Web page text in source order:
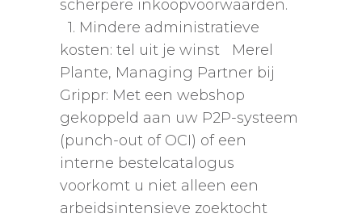
scherpere inkoopvoorwaarden.
1. Mindere administratieve
kosten: tel uit je winst Merel
Plante, Managing Partner bij
Grippr: Met een webshop
gekoppeld aan uw P2P-systeem
(punch-out of OCI) of een
interne bestelcatalogus
voorkomt u niet alleen een
arbeidsintensieve zoektocht